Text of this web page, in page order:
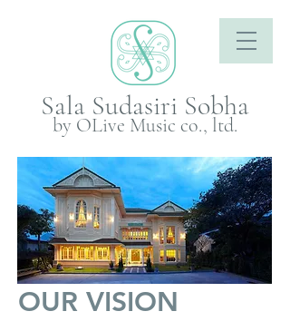
Sala Sudasiri Sobha
by OLive Music co., ltd.
OUR VISION